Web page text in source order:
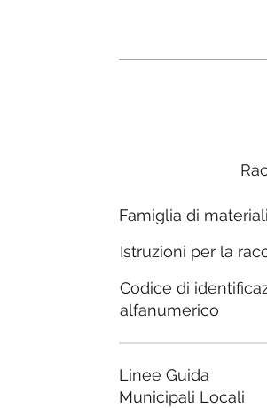
Famiglia di materiali
Istruzioni per la
Codice di
alfanumerico
Linee Guida
Municipali Locali